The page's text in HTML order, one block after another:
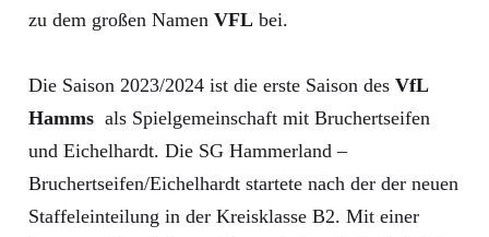
zu dem großen Namen VFL bei.
Die Saison 2023/2024 ist die erste Saison des VfL
Hamms als Spielgemeinschaft mit Bruchertseifen
und Eichelhardt. Die SG Hammerland –
Bruchertseifen/Eichelhardt startete nach der der neuen
Staffeleinteilung in der Kreisklasse B2. Mit einer